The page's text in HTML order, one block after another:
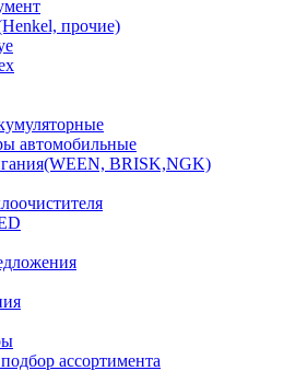
прочие)
автомобильные
BRISK,NGK)
ассортимента